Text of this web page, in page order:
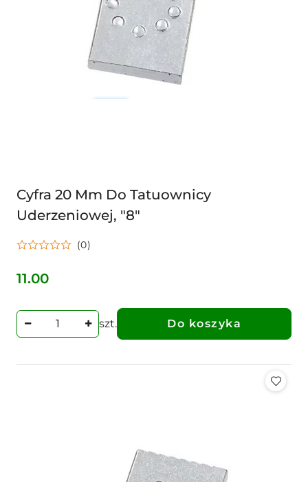
Cyfra 20 Mm Do Tatuownicy
Uderzeniowej, "8"
(0)
Cena:
11.00
szt. Do koszyka